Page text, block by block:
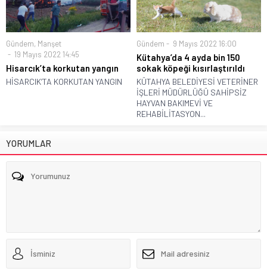
Gündem, Manşet
19 Mayıs 2022 14:45
Hisarcık’ta korkutan yangın
HİSARCIK’TA KORKUTAN YANGIN
Gündem 9 Mayıs 2022 16:00
Kütahya’da 4 ayda bin 150
sokak köpeği kısırlaştırıldı
KÜTAHYA BELEDİYESİ VETERİNER
İŞLERİ MÜDÜRLÜĞÜ SAHİPSİZ
HAYVAN BAKIMEVİ VE
REHABİLİTASYON...
YORUMLAR